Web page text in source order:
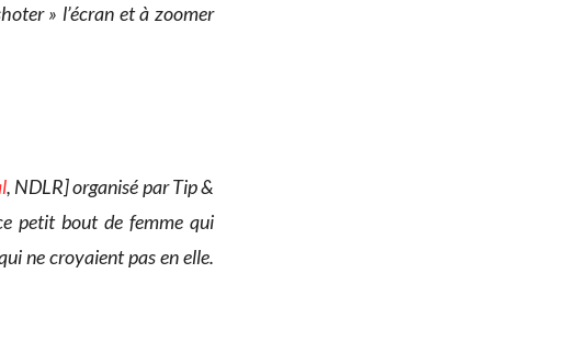
» l’écran et à zoomer
, NDLR] organisé par Tip &
petit bout de femme qui
ne croyaient pas en elle.